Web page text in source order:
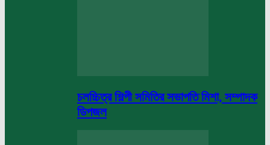
চলচ্চিত্র শিল্পী সমিতির সভাপতি মিশা, সম্পাদক
ডিপজল